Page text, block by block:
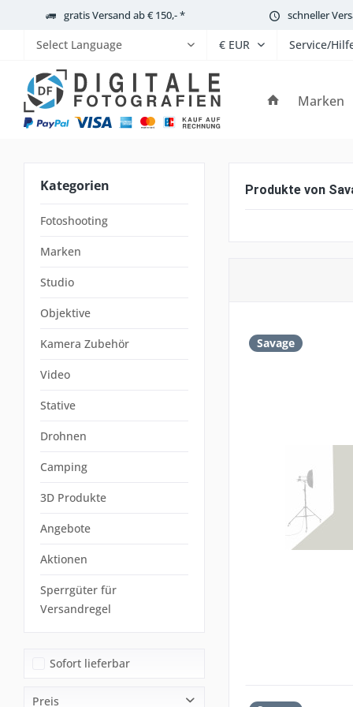
gratis Versand ab € 150,- * schneller
Powered by
Service/
Marken
Kategorien
Fotoshooting
Marken
Studio
Objektive
Kamera Zubehör
Video
Stative
Drohnen
Camping
3D Produkte
Angebote
Aktionen
Sperrgüter für
Versandregel
Sofort lieferbar
Preis
Produkte von
Savage